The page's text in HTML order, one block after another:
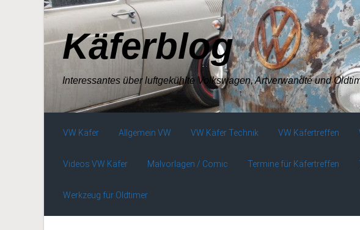
Zum Hauptinhalt springen
Käferblog
Interessantes über luftgekühlte Volkswagen, Artverwandte und
VW Käfer Allgemein VW VW Käfer Technik VW Käfertreffen
Videos VW Käfer Malvorlagen / Comic Termine für Käfertreffen
Werkzeug für Oldtimer